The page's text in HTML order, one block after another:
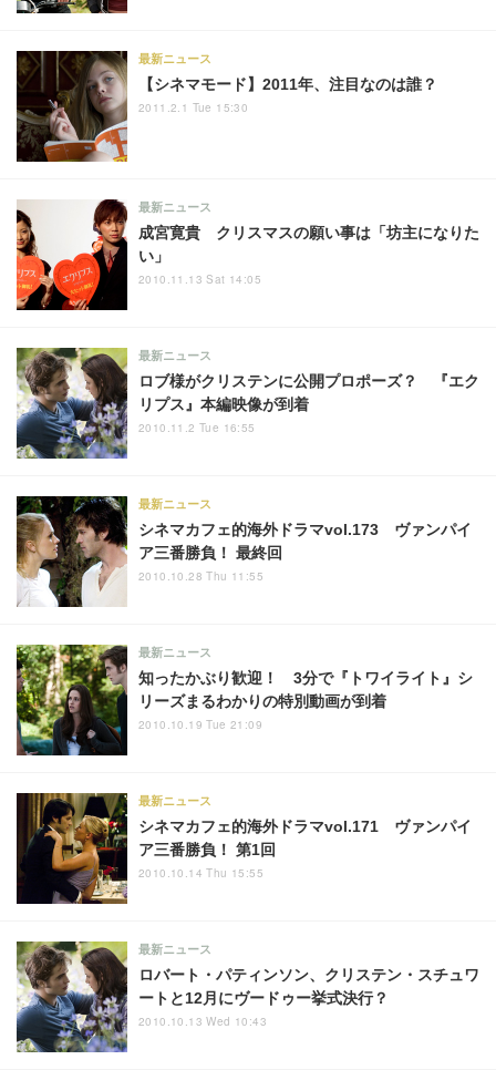
【シネマモード】2011年、注目なのは誰？
最新ニュース
2011.2.1 Tue 15:30
成宮寛貴 クリスマスの願い事は「坊主になりた
い」
最新ニュース
2010.11.13 Sat 14:05
ロブ様がクリステンに公開プロポーズ？ 『エク
リプス』本編映像が到着
最新ニュース
2010.11.2 Tue 16:55
シネマカフェ的海外ドラマvol.173 ヴァンパイ
ア三番勝負！ 最終回
最新ニュース
2010.10.28 Thu 11:55
知ったかぶり歓迎！ 3分で『トワイライト』シ
リーズまるわかりの特別動画が到着
最新ニュース
2010.10.19 Tue 21:09
シネマカフェ的海外ドラマvol.171 ヴァンパイ
ア三番勝負！ 第1回
最新ニュース
2010.10.14 Thu 15:55
ロバート・パティンソン、クリステン・スチュワ
ートと12月にヴードゥー挙式決行？
最新ニュース
2010.10.13 Wed 10:43